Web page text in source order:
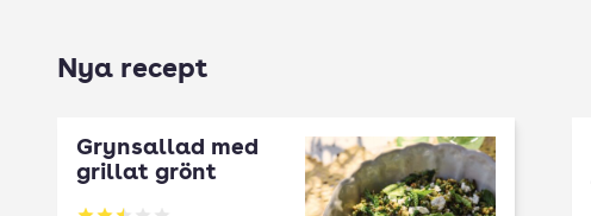
Nya recept
Grynsallad med
grillat grönt